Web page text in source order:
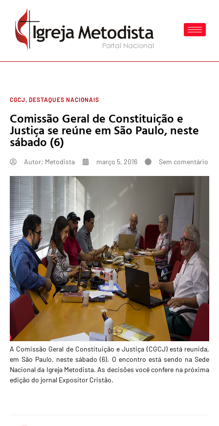
CGCJ, DESTAQUES NACIONAIS
Comissão Geral de Constituição e
Justiça se reúne em São Paulo, neste
sábado (6)
Autor: Metodista março 5, 2016 Sem comentário
A Comissão Geral de Constituição e Justiça (CGCJ) está reunida,
em São Paulo, neste sábado (6). O encontro está sendo na Sede
Nacional da Igreja Metodista. As decisões você confere na próxima
edição do jornal Expositor Cristão.